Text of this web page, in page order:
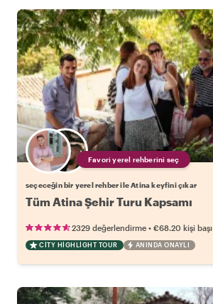
Favori yerel rehberini seç
seçeceğin bir yerel rehber ile Atina keyfini çıkar
Tüm Atina Şehir Turu Kapsamı
2329 değerlendirme • €68.20 kişi başı
CITY HIGHLIGHT TOUR ANINDA ONAYLI